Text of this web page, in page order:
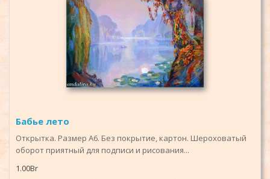
Бабье лето
Открытка. Размер А6. Без покрытие, картон. Шероховатый
оборот приятный для подписи и рисования...
1.00Br